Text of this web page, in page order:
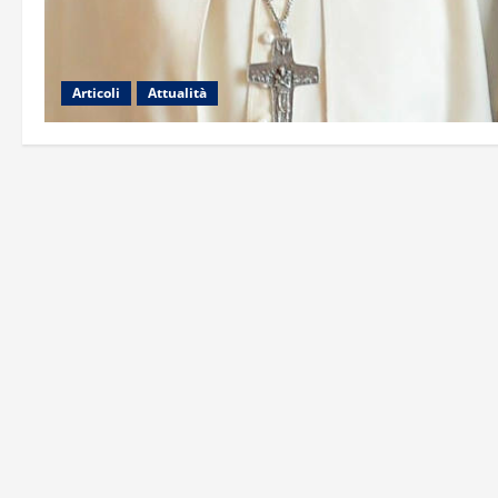
Articoli Attualità